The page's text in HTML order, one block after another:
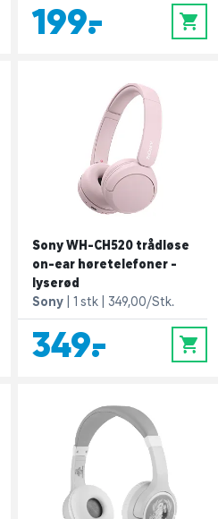
199,- 0
Sony WH-CH520 trådløse
on-ear høretelefoner -
lyserød
Sony
1 stk 349,00/Stk.
349,- 0